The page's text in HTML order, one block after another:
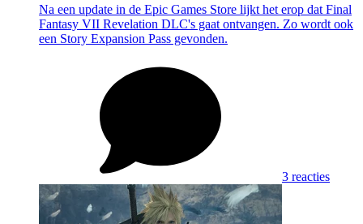
Na een update in de Epic Games Store lijkt het erop dat Final
Fantasy VII Revelation DLC's gaat ontvangen. Zo wordt ook
een Story Expansion Pass gevonden.
3 reacties